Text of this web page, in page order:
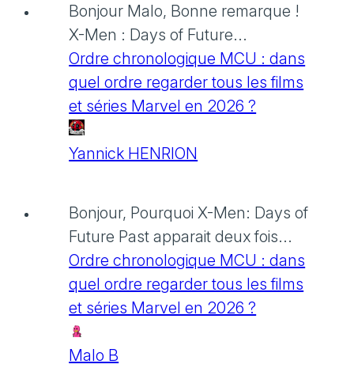
Bonjour Malo, Bonne remarque !
X-Men : Days of Future...
Ordre chronologique MCU : dans
quel ordre regarder tous les films
et séries Marvel en 2026 ?
Yannick HENRION
Bonjour, Pourquoi X-Men: Days of
Future Past apparait deux fois...
Ordre chronologique MCU : dans
quel ordre regarder tous les films
et séries Marvel en 2026 ?
Malo B